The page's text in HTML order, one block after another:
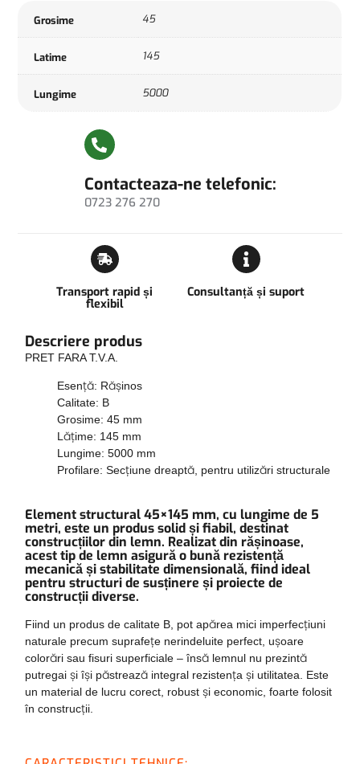
Grosime 45
Latime 145
Lungime 5000
Contacteaza-ne telefonic:
0723 276 270
Transport rapid și
flexibil
Consultanță și suport
Descriere produs
PRET FARA T.V.A.
Esență: Rășinos
Calitate: B
Grosime: 45 mm
Lățime: 145 mm
Lungime: 5000 mm
Profilare: Secțiune dreaptă, pentru utilizări structurale
Element structural 45×145 mm, cu lungime de 5
metri, este un produs solid și fiabil, destinat
construcțiilor din lemn. Realizat din rășinoase,
acest tip de lemn asigură o bună rezistență
mecanică și stabilitate dimensională, fiind ideal
pentru structuri de susținere și proiecte de
construcții diverse.
Fiind un produs de calitate B, pot apărea mici imperfecțiuni
naturale precum suprafețe nerindeluite perfect, ușoare
colorări sau fisuri superficiale – însă lemnul nu prezintă
putregai și își păstrează integral rezistența și utilitatea. Este
un material de lucru corect, robust și economic, foarte folosit
în construcții.